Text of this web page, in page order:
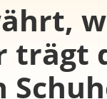
trägt